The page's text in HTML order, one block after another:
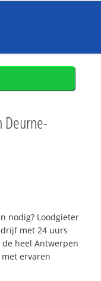
Deurne-
nodig? Loodgieter
met 24 uurs
heel Antwerpen
ervaren